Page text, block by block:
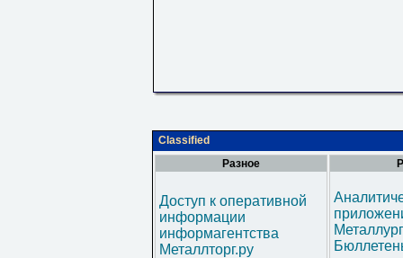
Classified
Разное
Доступ к оперативной
информации
информагентства
Металлторг.ру